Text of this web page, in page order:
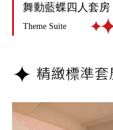
舞動藍蝶四人套房
Theme Suite